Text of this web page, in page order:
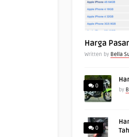
Harga
Written by Bella
0
by
0